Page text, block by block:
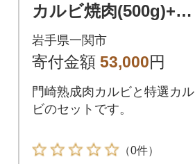
カルビ焼肉(500g)+特
選カルビ焼肉(500g)
岩手県一関市
寄付金額 53,000円
門崎熟成肉カルビと特選カル
ビのセットです。
（0件）